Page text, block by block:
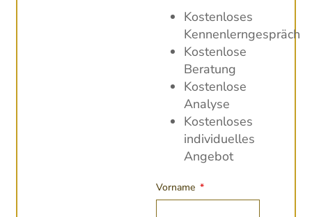
Kostenloses
Kennenlerngespräch
Kostenlose
Beratung
Kostenlose
Analyse
Kostenloses
individuelles
Angebot
Vorname